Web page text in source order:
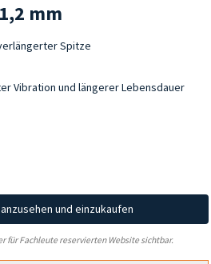
mm
Spitze
Vibration und längerer Lebensdauer
und einzukaufen
für Fachleute reservierten Website sichtbar.